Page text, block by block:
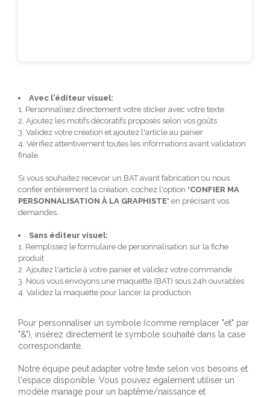
Avec l'éditeur visuel:
1. Personnalisez directement votre sticker avec votre texte
2. Ajoutez les motifs décoratifs proposés selon vos goûts
3. Validez votre création et ajoutez l'article au panier
4. Vérifiez attentivement toutes les informations avant validation
finale
Si vous souhaitez recevoir un BAT avant fabrication ou nous
confier entièrement la création, cochez l'option "CONFIER MA
PERSONNALISATION À LA GRAPHISTE" en précisant vos
demandes.
Sans éditeur visuel:
1. Remplissez le formulaire de personnalisation sur la fiche
produit
2. Ajoutez l'article à votre panier et validez votre commande
3. Nous vous envoyons une maquette (BAT) sous 24h ouvrables
4. Validez la maquette pour lancer la production
Pour personnaliser un symbole (comme remplacer "et" par
"&"), insérez directement le symbole souhaité dans la case
correspondante.
Notre équipe peut adapter votre texte selon vos besoins et
l'espace disponible. Vous pouvez également utiliser un
modèle mariage pour un baptême/naissance et